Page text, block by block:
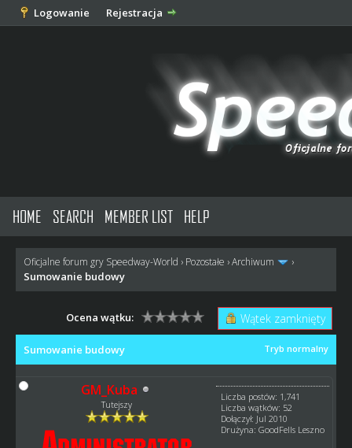
Logowanie Rejestracja
HOME SEARCH MEMBER LIST HELP
Oficjalne forum gry Speedway-World › Pozostałe ›Archiwum ›
Sumowanie budowy
Wątek zamknięty
Ocena wątku:
Tryb normalny
Sumowanie budowy
GM_Kuba
Tutejszy
Liczba postów: 1,741
Liczba wątków: 52
Dołączył: Jul 2010
Drużyna: GoodFells Leszno